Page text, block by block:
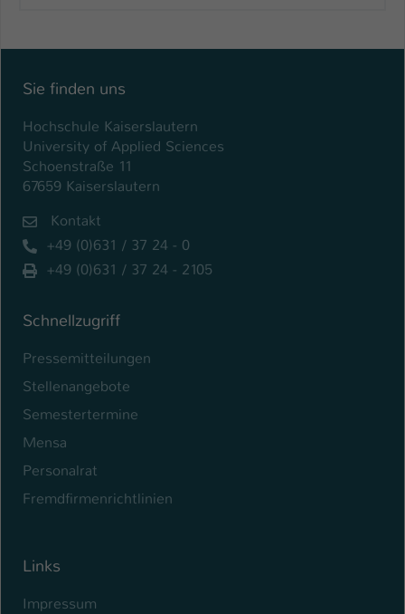
Sie finden uns
Hochschule Kaiserslautern
University of Applied Sciences
Schoenstraße 11
67659 Kaiserslautern
Kontakt
+49 (0)631 / 37 24 - 0
+49 (0)631 / 37 24 - 2105
Schnellzugriff
Pressemitteilungen
Stellenangebote
Semestertermine
Mensa
Personalrat
Fremdfirmenrichtlinien
Links
Impressum